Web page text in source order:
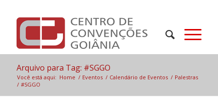
Arquivo para Tag: #SGGO
Você está aqui: Home / Eventos / Calendário de Eventos / Palestras
/ #SGGO